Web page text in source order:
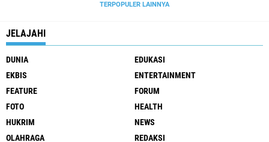
TERPOPULER LAINNYA
JELAJAHI
DUNIA
EDUKASI
EKBIS
ENTERTAINMENT
FEATURE
FORUM
FOTO
HEALTH
HUKRIM
NEWS
OLAHRAGA
REDAKSI